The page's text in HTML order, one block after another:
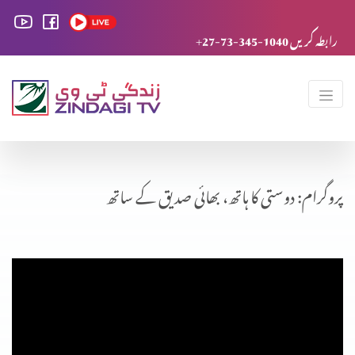
+27-73-345-1040 رابطہ کریں
پروگرام: دوستی کا ہاتھ، بھائی صدیق کے ساتھ